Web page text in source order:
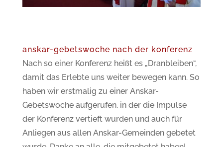
anskar-gebetswoche nach der konferenz
Nach so einer Konferenz heißt es „Dranbleiben“,
damit das Erlebte uns weiter bewegen kann. So
haben wir erstmalig zu einer Anskar-
Gebetswoche aufgerufen, in der die Impulse
der Konferenz vertieft wurden und auch für
Anliegen aus allen Anskar-Gemeinden gebetet